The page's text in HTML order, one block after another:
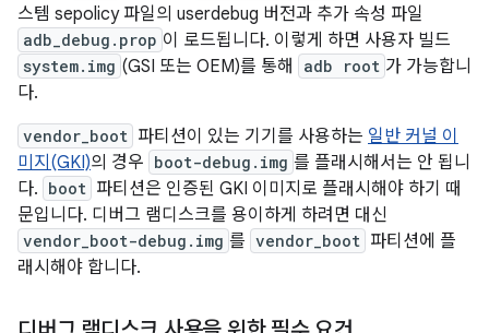
스템 sepolicy 파일의 userdebug 버전과 추가 속성 파일
adb_debug.prop 이 로드됩니다. 이렇게 하면 사용자 빌드
system.img (GSI 또는 OEM)를 통해 adb root 가 가능합니
다.
vendor_boot 파티션이 있는 기기를 사용하는 일반 커널 이
미지(GKI)의 경우 boot-debug.img 를 플래시해서는 안 됩니
다. boot 파티션은 인증된 GKI 이미지로 플래시해야 하기 때
문입니다. 디버그 램디스크를 용이하게 하려면 대신
vendor_boot-debug.img 를 vendor_boot 파티션에 플
래시해야 합니다.